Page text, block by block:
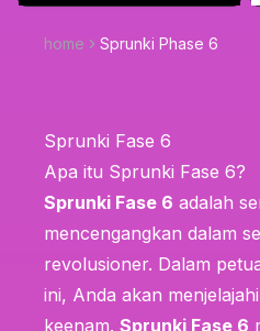
home Sprunki Phase 6
Sprunki Fase 6
Apa itu Sprunki Fase 6?
Sprunki Fase 6 adalah
mencengangkan dalam
revolusioner. Dalam
ini, Anda akan
keenam. Sprunki Fase 6